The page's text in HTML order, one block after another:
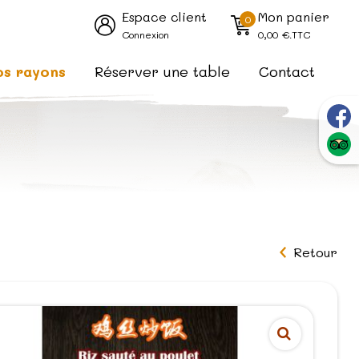
Espace client
Connexion
0 Mon panier
0,00 €.TTC
rayons Réserver une table Contact
Retour